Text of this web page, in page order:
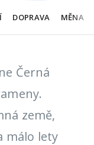
DOPRAVA MĚNA
Černá
země,
málo lety